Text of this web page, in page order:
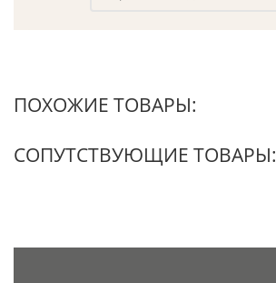
ПОХОЖИЕ ТОВАРЫ:
СОПУТСТВУЮЩИЕ ТОВАРЫ: